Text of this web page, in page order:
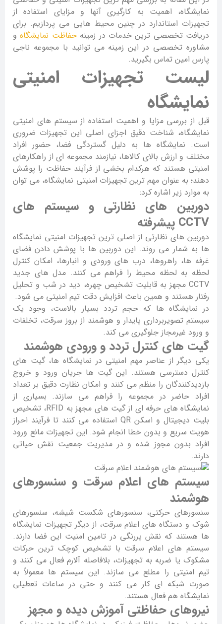
نمایشگاه، اهمیت به کارگیری آنها و مزایای استفاده از
تجهیزات استاندارد در چنین محیط هایی می پردازیم. برای
دریافت تخصصی ترین خدمات در زمینهحفاظت نمایشگاهو
مشاوره تخصصی در این زمینه می توانید با مجموعه ناجی
پارس امین تماس بگیرید.
لیست تجهیزات امنیتی
نمایشگاه
قبل از بررسی مزایا و اهمیت استفاده از سیستم های امنیتی
نمایشگاه، شناخت دقیق اجزای اصلی این تجهیزات ضروری
است. نمایشگاه ها به دلیل گستردگی فضا، حضور افراد
مختلف و ارزش بالای کالاها، نیازمند مجموعه ای از راهکارهای
امنیتی هستند که هرکدام بخشی از فرآیند حفاظت را پوشش
دهند؛ به عنوان مهم ترین تجهیزات امنیتی نمایشگاه، می توان
به موارد زیر اشاره کرد:
دوربین های نظارتی و سیستم های
CCTV پیشرفته
دوربین های نظارتی از اصلی ترین تجهیزات امنیتی نمایشگاه
ها به شمار می روند. این دوربین ها با پوشش دادن فضای
غرفه ها، راهروها، درب های ورودی و انبارها، امکان کنترل
لحظه به لحظه محیط را فراهم می کنند. مدل های جدید
CCTV مجهز به قابلیت تشخیص چهره، دید در شب و تحلیل
رفتار هستند و همین باعث افزایش دقت تیم امنیتی می شود.
در نمایشگاه ها که حجم تردد بسیار بالاست، وجود یک
سیستم تصویربرداری پایدار و هوشمند از بروز سرقت، تخلفات
و ورود غیرمجاز جلوگیری می کند.
گیت های کنترل تردد و ورودی هوشمند
یکی دیگر از عناصر مهم امنیتی در نمایشگاه ها، گیت های
کنترل دسترسی هستند. این گیت ها جریان ورود و خروج
بازدیدکنندگان را منظم می کنند و امکان نظارت دقیق بر تعداد
افراد حاضر در مجموعه را فراهم می سازند. بسیاری از
نمایشگاه های حرفه ای از گیت های مجهز به RFID، تشخیص
بلیت دیجیتال و اسکن QR استفاده می کنند تا فرآیند احراز
هویت سریع و بدون خطا انجام شود. این تجهیزات مانع ورود
افراد بدون مجوز شده و در مدیریت جمعیت نقش حیاتی
دارند.
سیستم های اعلام سرقت و سنسورهای
هوشمند
سنسورهای حرکتی، سنسورهای شکست شیشه، سنسورهای
شوک و دستگاه های اعلام سرقت، از دیگر تجهیزات نمایشگاه
ها هستند که نقش پررنگی در تامین امنیت این فضا دارند.
سیستم های اعلام سرقت با تشخیص کوچک ترین حرکات
مشکوک یا ضربه به تجهیزات، بلافاصله آلارم فعال می کنند و
تیم امنیتی را مطلع می سازند. این سیستم ها معمولاً به
صورت شبکه ای کار می کنند و حتی در ساعات تعطیلی
نمایشگاه هم فعال هستند.
نیروهای حفاظتی آموزش دیده و مجهز